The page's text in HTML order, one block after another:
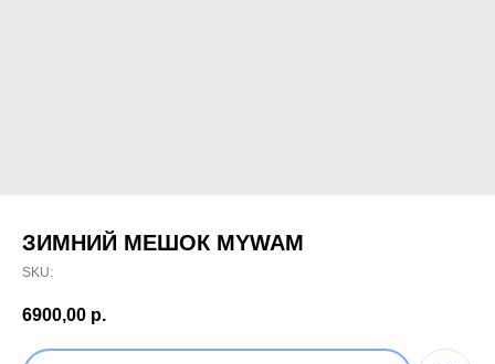
ЗИМНИЙ МЕШОК MYWAM
SKU:
6900,00 р.